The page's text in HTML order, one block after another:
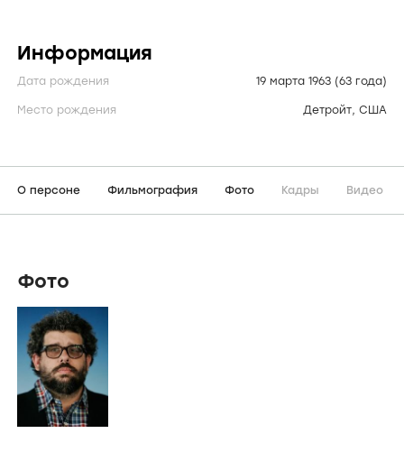
Информация
Дата рождения 19 марта 1963 (63 года)
Место рождения Детройт, США
О персоне Фильмография Фото Кадры Видео
Фото